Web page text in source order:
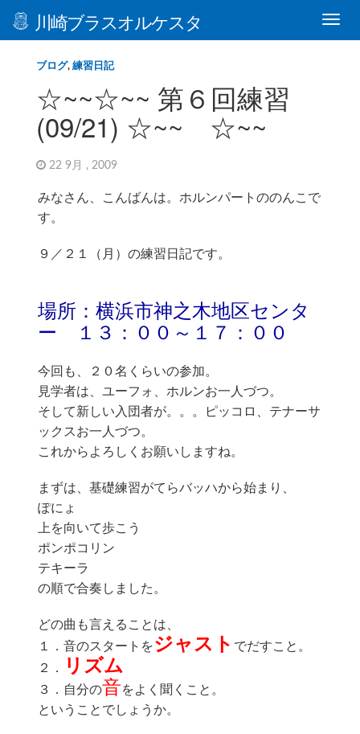
川崎ブラスオルケスタ
ブログ, 練習日記
☆~~☆~~ 第６回練習
(09/21) ☆~~ ☆~~
22 9月 , 2009
みなさん、こんばんは。ホルンパートののんこで
す。
９／２１（月）の練習日記です。
場所：横浜市神之木地区センタ
ー １３：００～１７：００
今回も、２０名くらいの参加。
見学者は、ユーフォ、ホルンお一人づつ。
そして新しい入団者が。。。ピッコロ、テナーサ
ックスお一人づつ。
これからよろしくお願いしますね。
まずは、基礎練習がてらバッハから始まり、
ぽにょ
上を向いて歩こう
ポンポコリン
テキーラ
の順で合奏しました。
どの曲も言えることは、
１．音のスタートをジャスト でだすこと。
２．
リズム
３．自分の音をよく聞くこと。
ということでしょうか。